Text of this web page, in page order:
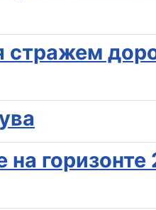
стражем
на горизонте